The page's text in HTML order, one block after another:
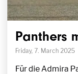
Panthers
Friday, 7. March 2025
Für die Admira